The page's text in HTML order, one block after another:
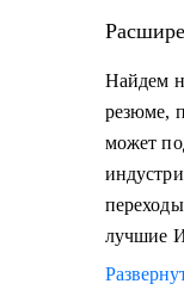
Найдем
резюме,
может
лучшие